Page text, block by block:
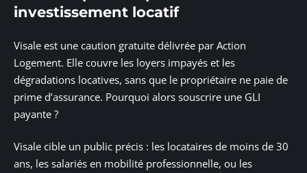
investissement locatif
Visale est une caution gratuite délivrée par Action
Logement. Elle couvre les loyers impayés et les
dégradations locatives, sans que le propriétaire ne paie de
prime d’assurance. Pourquoi alors souscrire une GLI
payante ?
Visale cible un public précis : les locataires de moins de 30
ans, les salariés en mobilité professionnelle, ou les